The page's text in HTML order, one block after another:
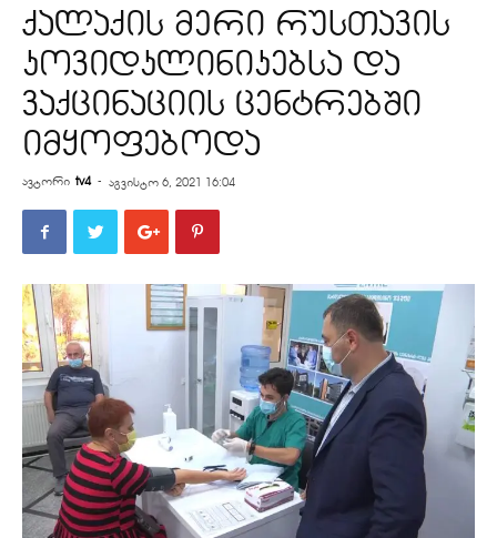
ქალაქის მერი რუსთავის
კოვიდკლინიკებსა და
ვაქცინაციის ცენტრებში
იმყოფებოდა
ავტორი tv4 - აგვისტო 6, 2021 16:04